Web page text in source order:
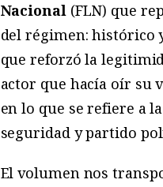
Nacional(FLN) que
del régimen: histórico
que reforzó la
actor que hacía oír su
en lo que se refiere a
seguridad y partido
El volumen nos